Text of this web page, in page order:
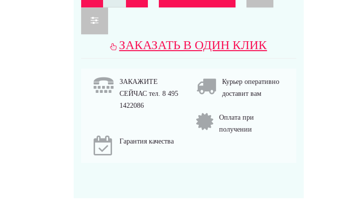
ЗАКАЗАТЬ В ОДИН КЛИК
ЗАКАЖИТЕ
СЕЙЧАС тел. 8 495
1422086
Курьер оперативно
доставит вам
Оплата при
получении
Гарантия качества